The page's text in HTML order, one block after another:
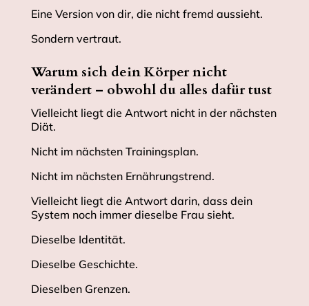
Eine Version von dir, die nicht fremd aussieht.
Sondern vertraut.
Warum sich dein Körper nicht
verändert – obwohl du alles dafür tust
Vielleicht liegt die Antwort nicht in der nächsten
Diät.
Nicht im nächsten Trainingsplan.
Nicht im nächsten Ernährungstrend.
Vielleicht liegt die Antwort darin, dass dein
System noch immer dieselbe Frau sieht.
Dieselbe Identität.
Dieselbe Geschichte.
Dieselben Grenzen.